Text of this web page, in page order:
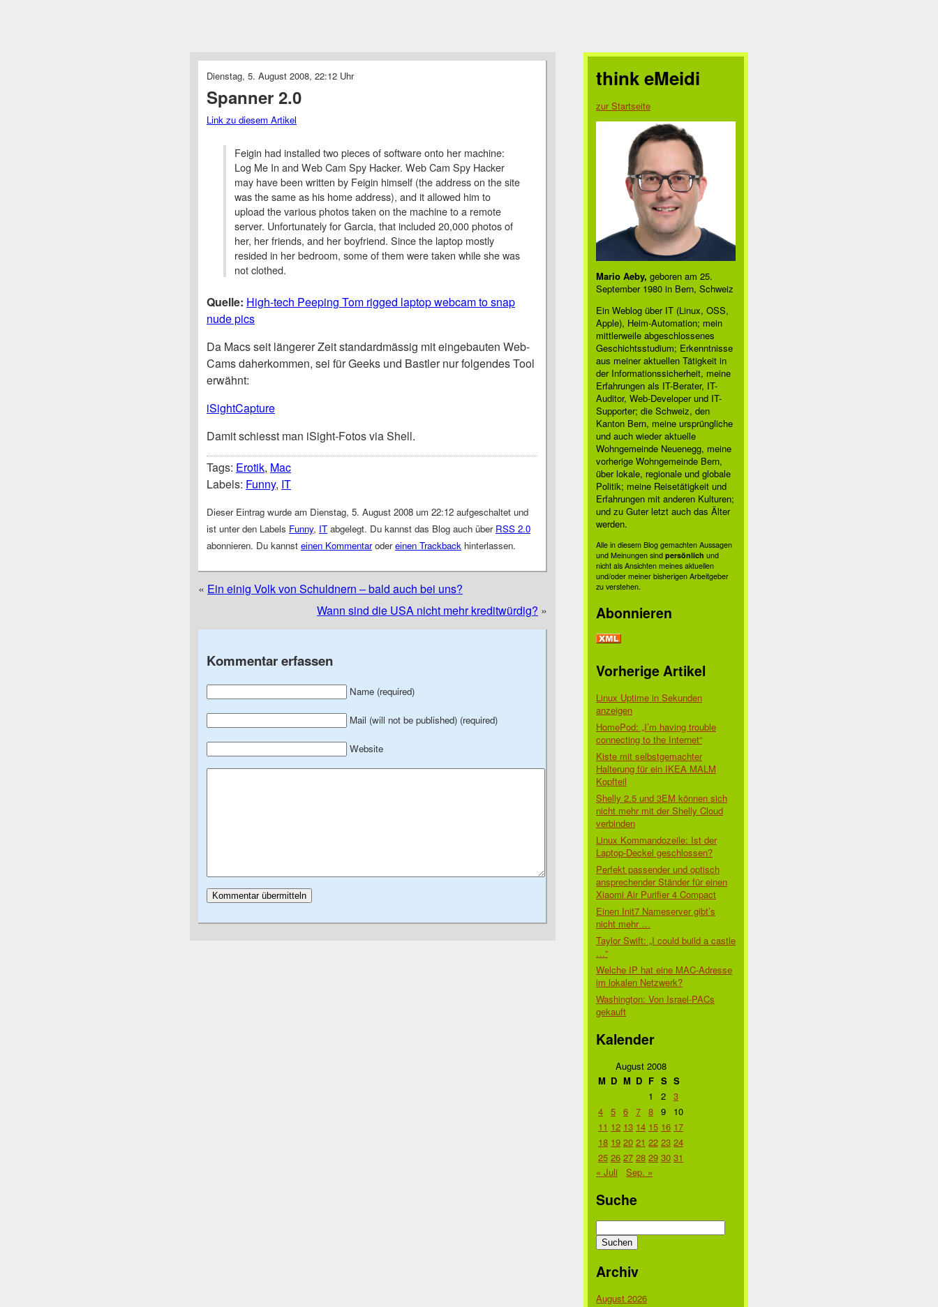
Dienstag, 5. August 2008, 22:12 Uhr
Spanner 2.0
Link zu diesem Artikel
Feigin had installed two pieces of software onto her machine:
Log Me In and Web Cam Spy Hacker. Web Cam Spy Hacker
may have been written by Feigin himself (the address on the site
was the same as his home address), and it allowed him to
upload the various photos taken on the machine to a remote
server. Unfortunately for Garcia, that included 20,000 photos of
her, her friends, and her boyfriend. Since the laptop mostly
resided in her bedroom, some of them were taken while she was
not clothed.
Quelle: High-tech Peeping Tom rigged laptop webcam to snap
nude pics
Da Macs seit längerer Zeit standardmässig mit eingebauten Web-
Cams daherkommen, sei für Geeks und Bastler nur folgendes Tool
erwähnt:
iSightCapture
Damit schiesst man iSight-Fotos via Shell.
Tags: Erotik, Mac
Labels: Funny, IT
Dieser Eintrag wurde am Dienstag, 5. August 2008 um 22:12 aufgeschaltet und
ist unter den Labels Funny, IT abgelegt. Du kannst das Blog auch über RSS 2.0
abonnieren. Du kannst einen Kommentarodereinen Trackback hinterlassen.
« Ein einig Volk von Schuldnern – bald auch bei uns?
Wann sind die USA nicht mehr kreditwürdig? »
Kommentar erfassen
Name (required)
Mail (will not be published) (required)
Website
think eMeidi
zur Startseite
Mario Aeby, geboren am 25.
September 1980 in Bern, Schweiz
Ein Weblog über IT (Linux, OSS,
Apple), Heim-Automation; mein
mittlerweile abgeschlossenes
Geschichtsstudium; Erkenntnisse
aus meiner aktuellen Tätigkeit in
der Informationssicherheit, meine
Erfahrungen als IT-Berater, IT-
Auditor, Web-Developer und IT-
Supporter; die Schweiz, den
Kanton Bern, meine ursprüngliche
und auch wieder aktuelle
Wohngemeinde Neuenegg, meine
vorherige Wohngemeinde Bern,
über lokale, regionale und globale
Politik; meine Reisetätigkeit und
Erfahrungen mit anderen Kulturen;
und zu Guter letzt auch das Älter
werden.
Alle in diesem Blog gemachten Aussagen
und Meinungen sind persönlich und
nicht als Ansichten meines aktuellen
und/oder meiner bisherigen Arbeitgeber
zu verstehen.
Abonnieren
Vorherige Artikel
Linux Uptime in Sekunden
anzeigen
HomePod: „I’m having trouble
connecting to the Internet“
Kiste mit selbstgemachter
Halterung für ein IKEA MALM
Kopfteil
Shelly 2.5 und 3EM können sich
nicht mehr mit der Shelly Cloud
verbinden
Linux Kommandozeile: Ist der
Laptop-Deckel geschlossen?
Perfekt passender und optisch
ansprechender Ständer für einen
Xiaomi Air Purifier 4 Compact
Einen Init7 Nameserver gibt’s
nicht mehr …
Taylor Swift: „I could build a castle
…“
Welche IP hat eine MAC-Adresse
im lokalen Netzwerk?
Washington: Von Israel-PACs
gekauft
Kalender
August 2008
M D M D F S S
1
2 3
4 5 6 7 8 9
10
11 12 13 14 15 16 17
18 19 20 21 22 23 24
25 26 27 28 29 30 31
« Juli
Sep. »
Suche
nach:
Archiv
August 2026